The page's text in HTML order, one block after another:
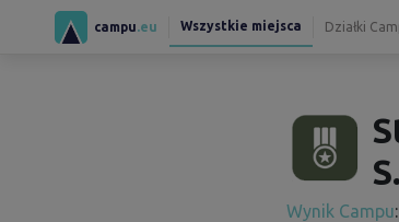
campu .eu Wszystkie miejsca Działki
S.
Wynik Campu